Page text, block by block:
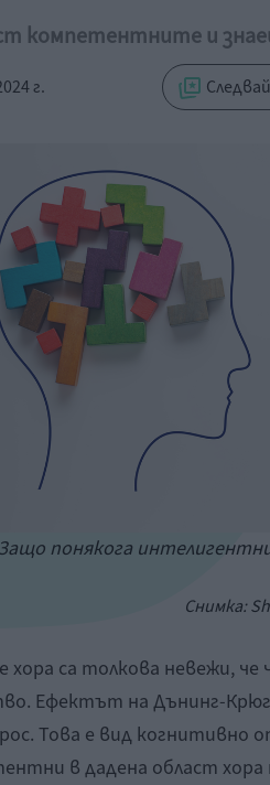
компетентните и
г.
понякога
Снимка:
хора са толкова невежи,
Ефектът на Дънинг-
Това е вид когнитивно
в дадена област